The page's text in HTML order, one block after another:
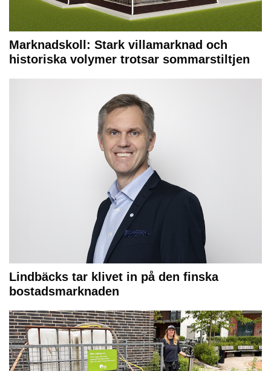
Marknadskoll: Stark villamarknad och
historiska volymer trotsar sommarstiltjen
Lindbäcks tar klivet in på den finska
bostadsmarknaden